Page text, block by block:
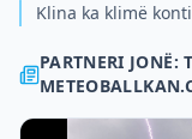
Klina ka klimë
PARTNERI JONË: